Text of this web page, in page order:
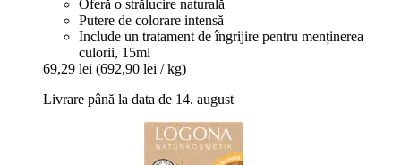
Oferă o strălucire naturală
Putere de colorare intensă
Include un tratament de îngrijire pentru menținerea
culorii, 15ml
69,29 lei (692,90 lei / kg)
Livrare până la data de 14. august